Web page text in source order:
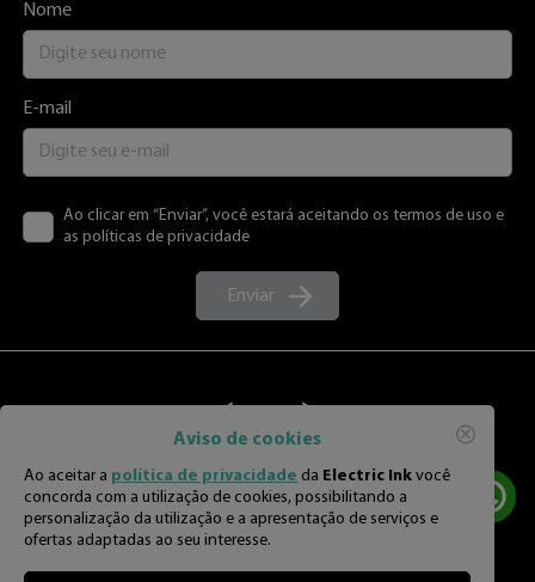
Aviso de cookies
Ao aceitar a política de privacidade da Electric Ink você
concorda com a utilização de cookies, possibilitando a
personalização da utilização e a apresentação de serviços e
ofertas adaptadas ao seu interesse.
Nome
E-mail
Enviar
Ao clicar em “Enviar”, você estará aceitando os termos de uso e
as políticas de privacidade